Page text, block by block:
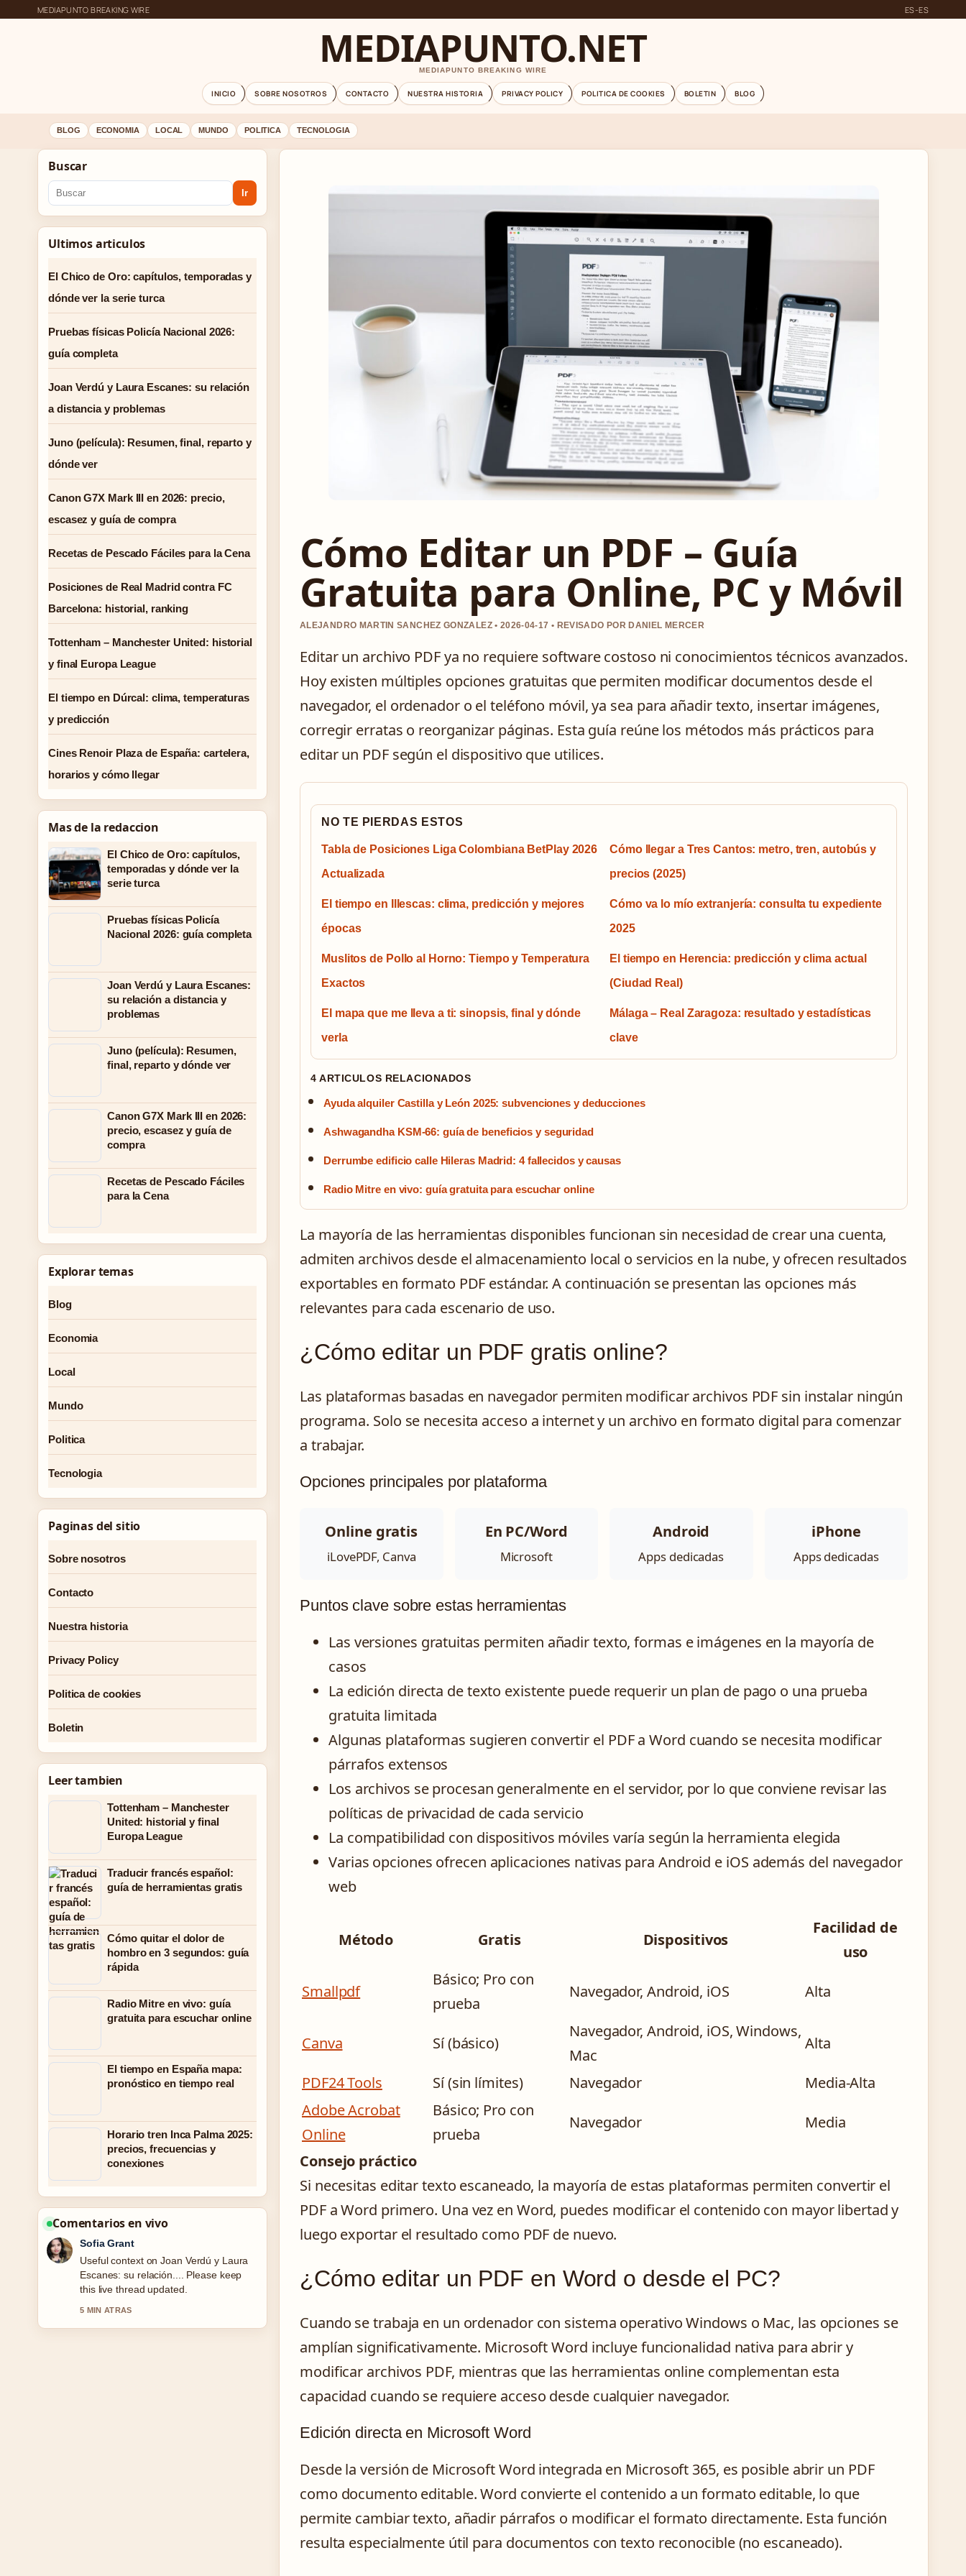
MEDIAPUNTO BREAKING WIRE ES-ES
MEDIAPUNTO.NET
MEDIAPUNTO BREAKING WIRE
INICIO SOBRE NOSOTROS CONTACTO NUESTRA HISTORIA PRIVACY POLICY POLITICA DE COOKIES BOLETIN BLOG
BLOG ECONOMIA LOCAL MUNDO POLITICA TECNOLOGIA
Cómo Editar un PDF – Guía
Gratuita para Online, PC y Móvil
ALEJANDRO MARTIN SANCHEZ GONZALEZ • 2026-04-17 • REVISADO POR DANIEL MERCER
Editar un archivo PDF ya no requiere software costoso ni conocimientos técnicos avanzados.
Hoy existen múltiples opciones gratuitas que permiten modificar documentos desde el
navegador, el ordenador o el teléfono móvil, ya sea para añadir texto, insertar imágenes,
corregir erratas o reorganizar páginas. Esta guía reúne los métodos más prácticos para
editar un PDF según el dispositivo que utilices.
NO TE PIERDAS ESTOS
Tabla de Posiciones Liga Colombiana BetPlay 2026
Actualizada
Cómo llegar a Tres Cantos: metro, tren, autobús y
precios (2025)
El tiempo en Illescas: clima, predicción y mejores
épocas
Cómo va lo mío extranjería: consulta tu expediente
2025
Muslitos de Pollo al Horno: Tiempo y Temperatura
Exactos
El tiempo en Herencia: predicción y clima actual
(Ciudad Real)
El mapa que me lleva a ti: sinopsis, final y dónde
verla
Málaga – Real Zaragoza: resultado y estadísticas
clave
4 ARTICULOS RELACIONADOS
Ayuda alquiler Castilla y León 2025: subvenciones y deducciones
Ashwagandha KSM-66: guía de beneficios y seguridad
Derrumbe edificio calle Hileras Madrid: 4 fallecidos y causas
Radio Mitre en vivo: guía gratuita para escuchar online
La mayoría de las herramientas disponibles funcionan sin necesidad de crear una cuenta,
admiten archivos desde el almacenamiento local o servicios en la nube, y ofrecen resultados
exportables en formato PDF estándar. A continuación se presentan las opciones más
relevantes para cada escenario de uso.
¿Cómo editar un PDF gratis online?
Las plataformas basadas en navegador permiten modificar archivos PDF sin instalar ningún
programa. Solo se necesita acceso a internet y un archivo en formato digital para comenzar
a trabajar.
Opciones principales por plataforma
Online gratis
iLovePDF, Canva
En PC/Word
Microsoft
Android
Apps dedicadas
iPhone
Apps dedicadas
Puntos clave sobre estas herramientas
Las versiones gratuitas permiten añadir texto, formas e imágenes en la mayoría de
casos
La edición directa de texto existente puede requerir un plan de pago o una prueba
gratuita limitada
Algunas plataformas sugieren convertir el PDF a Word cuando se necesita modificar
párrafos extensos
Los archivos se procesan generalmente en el servidor, por lo que conviene revisar las
políticas de privacidad de cada servicio
La compatibilidad con dispositivos móviles varía según la herramienta elegida
Varias opciones ofrecen aplicaciones nativas para Android e iOS además del navegador
web
Método Gratis Dispositivos
Facilidad de
uso
Smallpdf
Básico; Pro con
prueba
Navegador, Android, iOS Alta
Canva Sí (básico)
Navegador, Android, iOS, Windows,
Mac
Alta
PDF24 Tools Sí (sin límites) Navegador
Media-Alta
Adobe Acrobat
Online
Básico; Pro con
prueba
Navegador
Media
Consejo práctico
Si necesitas editar texto escaneado, la mayoría de estas plataformas permiten convertir el
PDF a Word primero. Una vez en Word, puedes modificar el contenido con mayor libertad y
luego exportar el resultado como PDF de nuevo.
¿Cómo editar un PDF en Word o desde el PC?
Cuando se trabaja en un ordenador con sistema operativo Windows o Mac, las opciones se
amplían significativamente. Microsoft Word incluye funcionalidad nativa para abrir y
modificar archivos PDF, mientras que las herramientas online complementan esta
capacidad cuando se requiere acceso desde cualquier navegador.
Edición directa en Microsoft Word
Desde la versión de Microsoft Word integrada en Microsoft 365, es posible abrir un PDF
como documento editable. Word convierte el contenido a un formato editable, lo que
permite cambiar texto, añadir párrafos o modificar el formato directamente. Esta función
resulta especialmente útil para documentos con texto reconocible (no escaneado).
Buscar
Ir
Ultimos articulos
El Chico de Oro: capítulos, temporadas y
dónde ver la serie turca
Pruebas físicas Policía Nacional 2026:
guía completa
Joan Verdú y Laura Escanes: su relación
a distancia y problemas
Juno (película): Resumen, final, reparto y
dónde ver
Canon G7X Mark III en 2026: precio,
escasez y guía de compra
Recetas de Pescado Fáciles para la Cena
Posiciones de Real Madrid contra FC
Barcelona: historial, ranking
Tottenham – Manchester United: historial
y final Europa League
El tiempo en Dúrcal: clima, temperaturas
y predicción
Cines Renoir Plaza de España: cartelera,
horarios y cómo llegar
Mas de la redaccion
El Chico de Oro: capítulos,
temporadas y dónde ver la
serie turca
Pruebas físicas Policía
Nacional 2026: guía completa
Joan Verdú y Laura Escanes:
su relación a distancia y
problemas
Juno (película): Resumen,
final, reparto y dónde ver
Canon G7X Mark III en 2026:
precio, escasez y guía de
compra
Recetas de Pescado Fáciles
para la Cena
Explorar temas
Blog
Economia
Local
Mundo
Politica
Tecnologia
Paginas del sitio
Sobre nosotros
Contacto
Nuestra historia
Privacy Policy
Politica de cookies
Boletin
Leer tambien
Tottenham – Manchester
United: historial y final
Europa League
Traducir francés español:
guía de herramientas gratis
Cómo quitar el dolor de
hombro en 3 segundos: guía
rápida
Radio Mitre en vivo: guía
gratuita para escuchar online
El tiempo en España mapa:
pronóstico en tiempo real
Horario tren Inca Palma 2025:
precios, frecuencias y
conexiones
Comentarios en vivo
Sofia Grant
Useful context on Joan Verdú y Laura
Escanes: su relación.... Please keep
this live thread updated.
5 MIN ATRAS